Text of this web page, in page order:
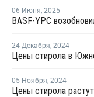
06 Июня, 2025
BASF-YPC
24 Декабря, 2024
Цены стирола в
05 Ноября, 2024
Цены стирола